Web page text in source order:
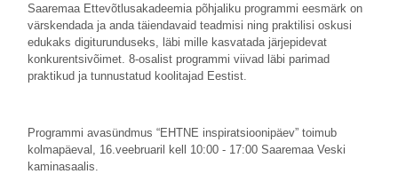
Saaremaa Ettevõtlusakadeemia põhjaliku programmi eesmärk on
värskendada ja anda täiendavaid teadmisi ning praktilisi oskusi
edukaks digiturunduseks, läbi mille kasvatada järjepidevat
konkurentsivõimet. 8-osalist programmi viivad läbi parimad
praktikud ja tunnustatud koolitajad Eestist.
Programmi avasündmus “EHTNE inspiratsioonipäev” toimub
kolmapäeval, 16.veebruaril kell 10:00 - 17:00 Saaremaa Veski
kaminasaalis.